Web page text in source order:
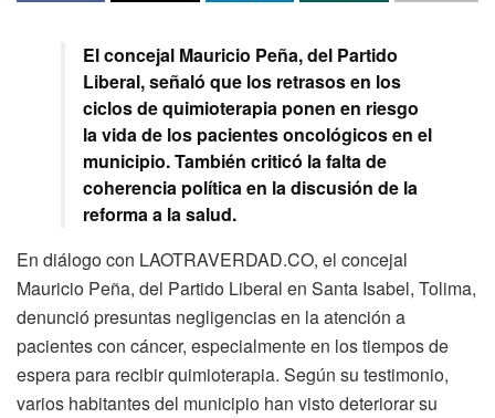
El concejal Mauricio Peña, del Partido
Liberal, señaló que los retrasos en los
ciclos de quimioterapia ponen en riesgo
la vida de los pacientes oncológicos en el
municipio. También criticó la falta de
coherencia política en la discusión de la
reforma a la salud.
En diálogo con LAOTRAVERDAD.CO, el concejal
Mauricio Peña, del Partido Liberal en Santa Isabel, Tolima,
denunció presuntas negligencias en la atención a
pacientes con cáncer, especialmente en los tiempos de
espera para recibir quimioterapia. Según su testimonio,
varios habitantes del municipio han visto deteriorar su